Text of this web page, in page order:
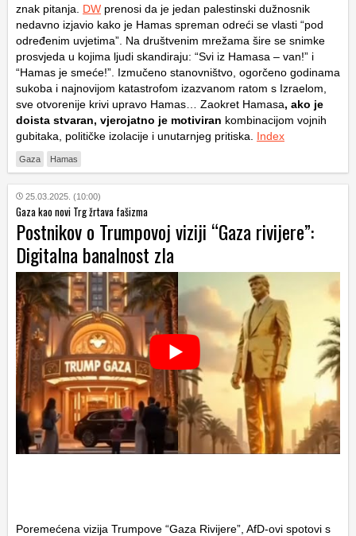
znak pitanja. DW prenosi da je jedan palestinski dužnosnik
nedavno izjavio kako je Hamas spreman odreći se vlasti “pod
određenim uvjetima”. Na društvenim mrežama šire se snimke
prosvjeda u kojima ljudi skandiraju: “Svi iz Hamasa – van!” i
“Hamas je smeće!”. Izmučeno stanovništvo, ogorčeno godinama
sukoba i najnovijom katastrofom izazvanom ratom s Izraelom,
sve otvorenije krivi upravo Hamas… Zaokret Hamasa, ako je
doista stvaran, vjerojatno je motiviran kombinacijom vojnih
gubitaka, političke izolacije i unutarnjeg pritiska. Index
Gaza Hamas
25.03.2025. (10:00)
Gaza kao novi Trg žrtava fašizma
Postnikov o Trumpovoj viziji “Gaza rivijere”:
Digitalna banalnost zla
Poremećena vizija Trumpove “Gaza Rivijere”, AfD-ovi spotovi s